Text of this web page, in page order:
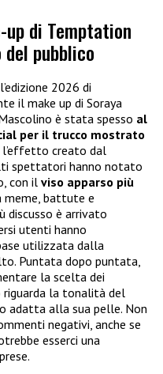
di Temptation
pubblico
2026 di
il make up di Soraya
è stata spesso al
per il trucco mostrato
l’effetto creato dal
spettatori hanno notato
con il viso apparso più
meme, battute e
discusso è arrivato
utenti hanno
utilizzata dalla
Puntata dopo puntata,
la scelta dei
la tonalità del
adatta alla sua pelle. Non
negativi, anche se
esserci una